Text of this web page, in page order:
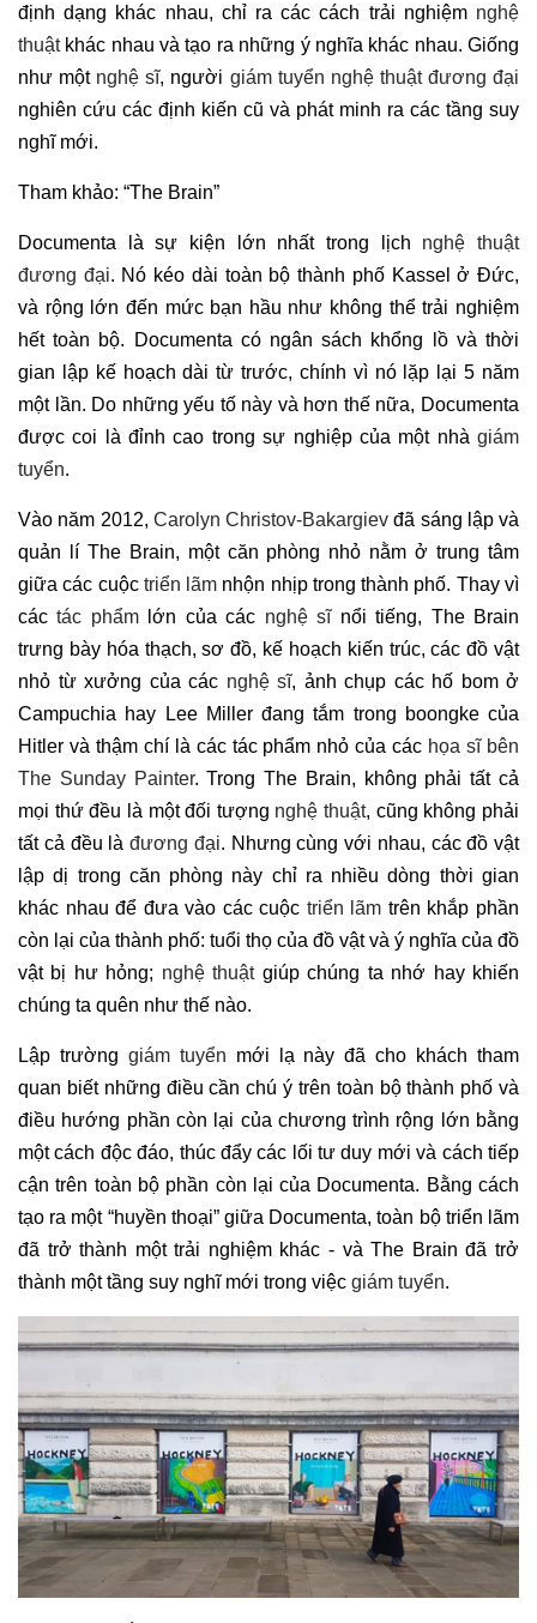
định dạng khác nhau, chỉ ra các cách trải nghiệm nghệ
thuậtkhác nhau và tạo ra những ý nghĩa khác nhau. Giống
như một nghệ sĩ, người giám tuyển nghệ thuật đương đại
nghiên cứu các định kiến cũ và phát minh ra các tầng suy
nghĩ mới.
Tham khảo: “The Brain”
Documenta là sự kiện lớn nhất trong lịch nghệ thuật
đương đại. Nó kéo dài toàn bộ thành phố Kassel ở Đức,
và rộng lớn đến mức bạn hầu như không thể trải nghiệm
hết toàn bộ. Documenta có ngân sách khổng lồ và thời
gian lập kế hoạch dài từ trước, chính vì nó lặp lại 5 năm
một lần. Do những yếu tố này và hơn thế nữa, Documenta
được coi là đỉnh cao trong sự nghiệp của một nhà giám
tuyển.
Vào năm 2012, Carolyn Christov-Bakargiev đã sáng lập và
quản lí The Brain, một căn phòng nhỏ nằm ở trung tâm
giữa các cuộc triển lãm nhộn nhịp trong thành phố. Thay vì
cáctác phẩmlớn của các nghệ sĩnổi tiếng, The Brain
trưng bày hóa thạch, sơ đồ, kế hoạch kiến ​​trúc, các đồ vật
nhỏ từ xưởng của các nghệ sĩ, ảnh chụp các hố bom ở
Campuchia hay Lee Miller đang tắm trong boongke của
Hitler và thậm chí là các tác phẩm nhỏ của các họa sĩ bên
The Sunday Painter. Trong The Brain, không phải tất cả
mọi thứ đều là một đối tượng nghệ thuật, cũng không phải
tất cả đều là đương đại. Nhưng cùng với nhau, các đồ vật
lập dị trong căn phòng này chỉ ra nhiều dòng thời gian
khác nhau để đưa vào các cuộc triển lãm trên khắp phần
còn lại của thành phố: tuổi thọ của đồ vật và ý nghĩa của đồ
vật bị hư hỏng; nghệ thuậtgiúp chúng ta nhớ hay khiến
chúng ta quên như thế nào.
Lập trường giám tuyển mới lạ này đã cho khách tham
quan biết những điều cần chú ý trên toàn bộ thành phố và
điều hướng phần còn lại của chương trình rộng lớn bằng
một cách độc đáo, thúc đẩy các lối tư duy mới và cách tiếp
cận trên toàn bộ phần còn lại của Documenta. Bằng cách
tạo ra một “huyền thoại” giữa Documenta, toàn bộ triển lãm
đã trở thành một trải nghiệm khác - và The Brain đã trở
thành một tầng suy nghĩ mới trong việc giám tuyển.